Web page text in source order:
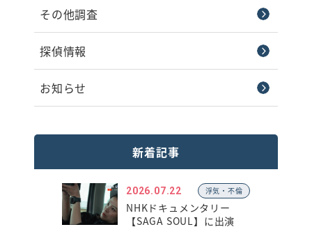
その他調査
探偵情報
お知らせ
新着記事
2026.07.22 浮気・不倫
NHKドキュメンタリー
【SAGA SOUL】に出演